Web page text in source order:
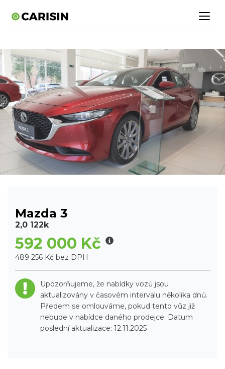
Mazda 3
2,0 122k
592 000 Kč
489 256 Kč bez DPH
Upozorňujeme, že nabídky vozů jsou
aktualizovány v časovém intervalu několika dnů.
Předem se omlouváme, pokud tento vůz již
nebude v nabídce daného prodejce. Datum
poslední aktualizace: 12.11.2025